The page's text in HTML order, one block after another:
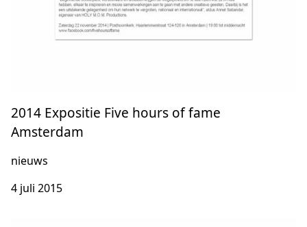
2014 Expositie Five hours of fame
Amsterdam
nieuws
4 juli 2015